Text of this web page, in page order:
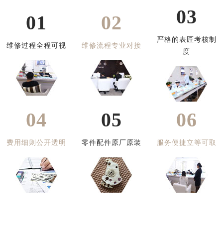
维修过程全程可视 维修流程专业对接
严格的表匠考核制
度
费用细则公开透明 零件配件原厂原装
06
服务便捷立等可取